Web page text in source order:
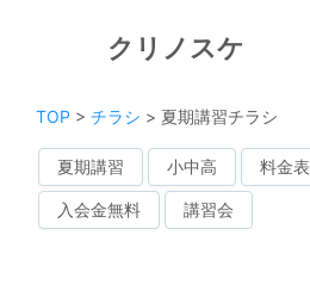
クリノスケ
TOP > チラシ > 夏期講習チラシ
夏期講習 小中高 料金表
入会金無料 講習会